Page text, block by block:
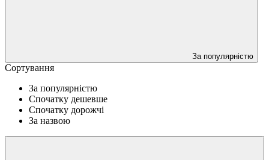
За популярністю
Сортування
За популярністю
Спочатку дешевше
Спочатку дорожчі
За назвою